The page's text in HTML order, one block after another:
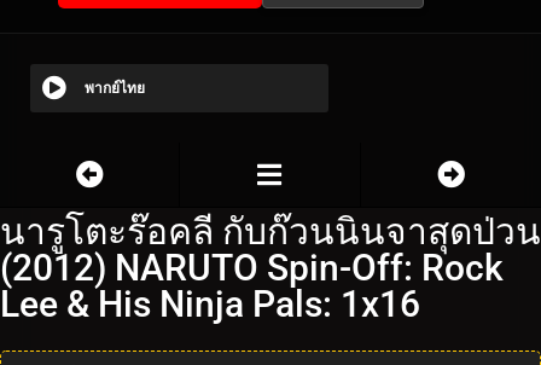
พากย์ไทย
นารูโตะร๊อคลี กับก๊วนนินจาสุดป่วน
(2012) NARUTO Spin-Off: Rock
Lee & His Ninja Pals: 1x16